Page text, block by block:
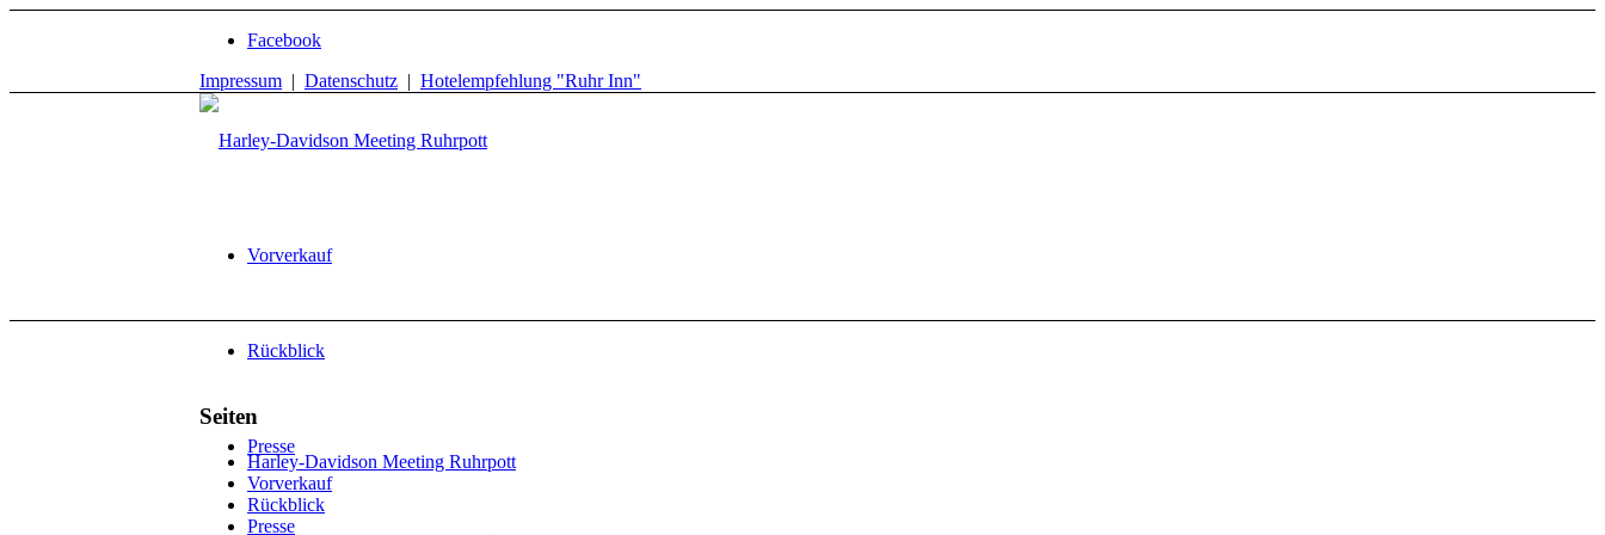
Facebook
Impressum | Datenschutz | Hotelempfehlung "Ruhr Inn"
Vorverkauf
Rückblick
Presse
Seiten
Harley-Davidson Meeting Ruhrpott
Vorverkauf
Rückblick
Presse